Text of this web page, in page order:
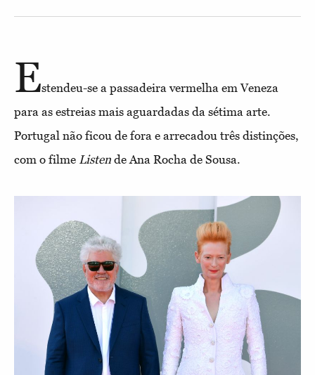
Estendeu-se a passadeira vermelha em Veneza
para as estreias mais aguardadas da sétima arte.
Portugal não ficou de fora e arrecadou três distinções,
com o filme Listen de Ana Rocha de Sousa.